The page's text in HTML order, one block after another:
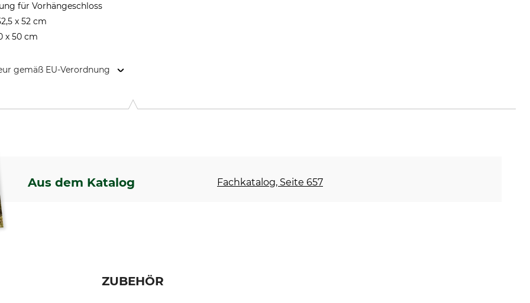
für Vorhängeschloss
x 52 cm
x 50 cm
gemäß EU-Verordnung
Aus dem Katalog Fachkatalog, Seite 657
ZUBEHÖR